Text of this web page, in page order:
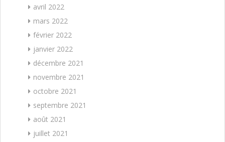
avril 2022
mars 2022
février 2022
janvier 2022
décembre 2021
novembre 2021
octobre 2021
septembre 2021
août 2021
juillet 2021